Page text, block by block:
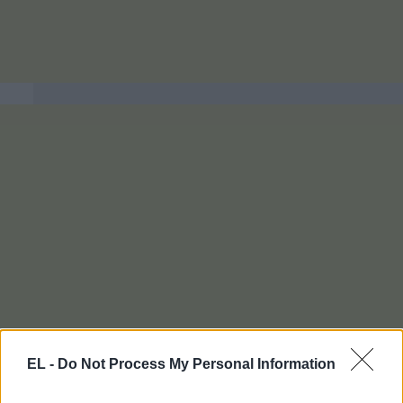
EL - Do Not Process My Personal Information